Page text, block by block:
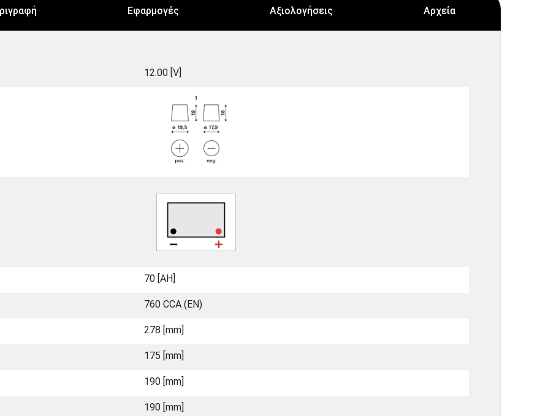
Εφαρμογές Αξιολογήσεις Αρχεία
12.00 [V]
70 [ΑΗ]
760 CCA (EN)
278 [mm]
175 [mm]
190 [mm]
190 [mm]